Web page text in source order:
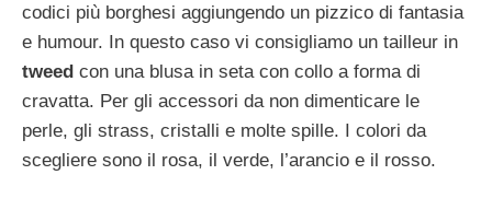
codici più borghesi aggiungendo un pizzico di fantasia
e humour. In questo caso vi consigliamo un tailleur in
tweed con una blusa in seta con collo a forma di
cravatta. Per gli accessori da non dimenticare le
perle, gli strass, cristalli e molte spille. I colori da
scegliere sono il rosa, il verde, l’arancio e il rosso.